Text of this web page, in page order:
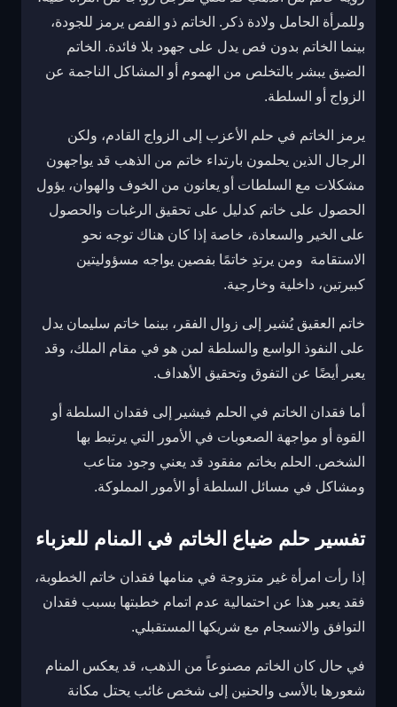
وللمرأة الحامل ولادة ذكر. الخاتم ذو الفص يرمز للجودة،
بينما الخاتم بدون فص يدل على جهود بلا فائدة. الخاتم
الضيق يبشر بالتخلص من الهموم أو المشاكل الناجمة عن
الزواج أو السلطة.
يرمز الخاتم في حلم الأعزب إلى الزواج القادم، ولكن
الرجال الذين يحلمون بارتداء خاتم من الذهب قد يواجهون
مشكلات مع السلطات أو يعانون من الخوف والهوان، يؤول
الحصول على خاتم كدليل على تحقيق الرغبات والحصول
على الخير والسعادة، خاصة إذا كان هناك توجه نحو
الاستقامة ومن يرتدِ خاتمًا بفصين يواجه مسؤوليتين
كبيرتين، داخلية وخارجية.
خاتم العقيق يُشير إلى زوال الفقر، بينما خاتم سليمان يدل
على النفوذ الواسع والسلطة لمن هو في مقام الملك، وقد
يعبر أيضًا عن التفوق وتحقيق الأهداف.
أما فقدان الخاتم في الحلم فيشير إلى فقدان السلطة أو
القوة أو مواجهة الصعوبات في الأمور التي يرتبط بها
الشخص. الحلم بخاتم مفقود قد يعني وجود متاعب
ومشاكل في مسائل السلطة أو الأمور المملوكة.
تفسير حلم ضياع الخاتم في المنام للعزباء
إذا رأت امرأة غير متزوجة في منامها فقدان خاتم الخطوبة،
فقد يعبر هذا عن احتمالية عدم اتمام خطبتها بسبب فقدان
التوافق والانسجام مع شريكها المستقبلي.
في حال كان الخاتم مصنوعاً من الذهب، قد يعكس المنام
شعورها بالأسى والحنين إلى شخص غائب يحتل مكانة